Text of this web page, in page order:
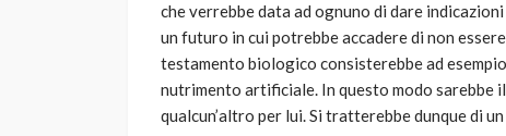
che verrebbe data ad ognuno di dare
un futuro in cui potrebbe accadere di non
testamento biologico consisterebbe ad
nutrimento artificiale. In questo modo sarebbe
qualcun’altro per lui. Si tratterebbe dunque di